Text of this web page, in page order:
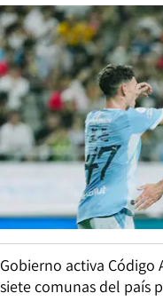
Gobierno activa
siete comunas del país